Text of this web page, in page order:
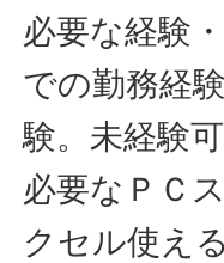
必要な経験
での勤務経
験。未経験可
必要なＰＣ
クセル使え